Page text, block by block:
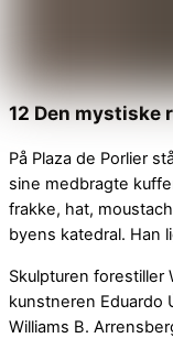
12 Den mystiske
På Plaza de Porlier
sine medbragte
frakke, hat,
byens katedral. Han
Skulpturen forestiller
kunstneren Eduardo
Williams B.